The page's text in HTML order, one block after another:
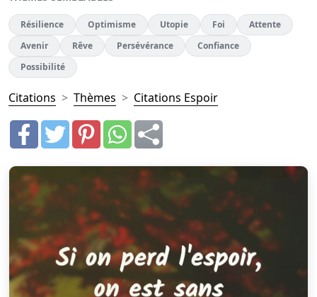
Résilience Optimisme Utopie Foi
Attente
Avenir
Rêve Persévérance
Confiance
Possibilité
Citations Thèmes Citations Espoir